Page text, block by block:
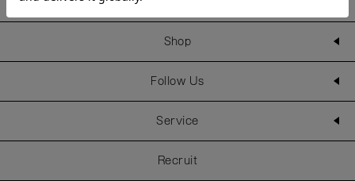
Shop
Follow Us
Service
Recruit